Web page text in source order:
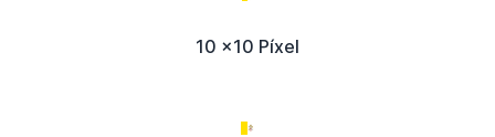
10 x10 Píxel